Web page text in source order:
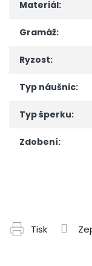
Materiál:
Gramáž:
Ryzost:
Typ náušnic:
Typ šperku:
Zdobení:
Tisk